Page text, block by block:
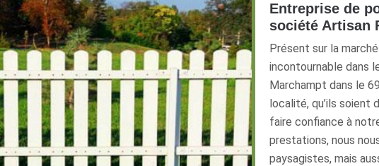
Entreprise de
société Artisan
Présent sur la
incontournable dans
Marchampt dans le
localité, qu’ils
faire confiance à
prestations, nous
paysagistes, mais